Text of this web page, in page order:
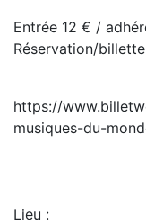
Entrée 12 € /
Réservation/
https://
musiques-du-
Lieu :